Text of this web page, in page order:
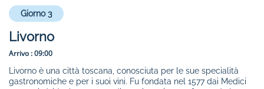
Giorno 3
Livorno
Arrivo :09:00
Livorno è una città toscana, conosciuta per le sue specialità
gastronomiche e per i suoi vini. Fu fondata nel 1577 dai Medici